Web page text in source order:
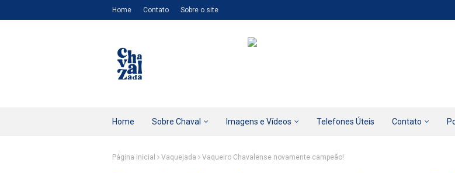
Home Contato Sobre o site
Home Sobre Chaval Imagens e Vídeos Telefones Úteis Contato
Página inicial Vaquejada Vaqueiro Chavalense novamente campeão!